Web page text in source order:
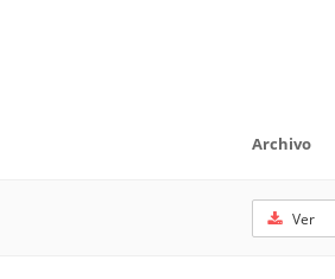
Archivo
Ver